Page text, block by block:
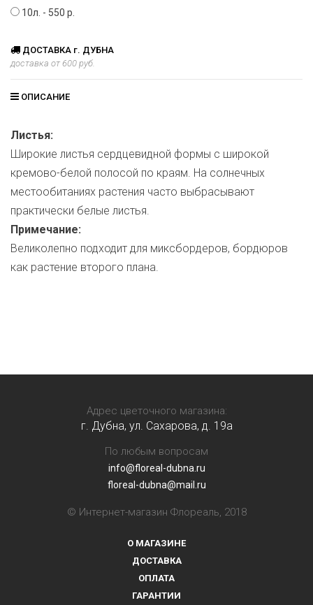
10л. - 550 р.
ДОСТАВКА г. ДУБНА
доставка от 600 руб.
ОПИСАНИЕ
Листья:
Широкие листья сердцевидной формы с широкой
кремово-белой полосой по краям. На солнечных
местообитаниях растения часто выбрасывают
практически белые листья.
Примечание:
Великолепно подходит для миксбордеров, бордюров
как растение второго плана.
Адрес цветочного магазина:
г. Дубна, ул. Сахарова, д. 19a
По любым вопросам
info@floreal-dubna.ru
floreal-dubna@mail.ru
© Интернет-магазин Флореаль, 2018
О МАГАЗИНЕ
ДОСТАВКА
ОПЛАТА
ГАРАНТИИ